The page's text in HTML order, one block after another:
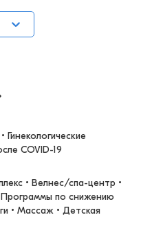
Гинекологические
COVID-19
• Велнес/спа-центр •
Программы по снижению
• Массаж • Детская